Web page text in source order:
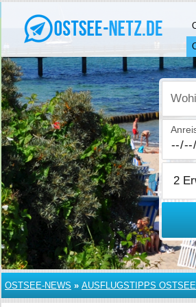
OSTSEE-NEWS » AUSFLUGSTIPPS OSTSEE